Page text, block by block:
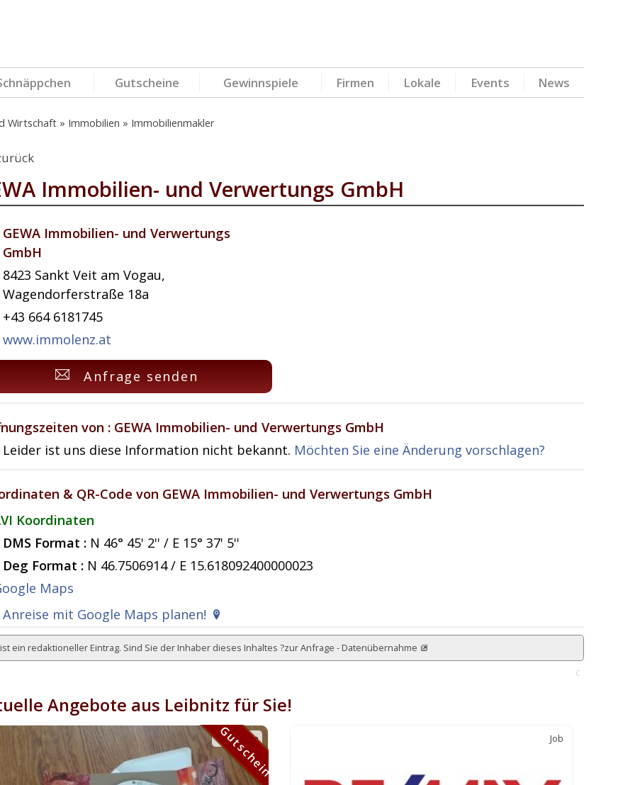
Gutscheine Gewinnspiele Firmen Lokale Events News
Wirtschaft Immobilien Immobilienmakler
Immobilien- und Verwertungs GmbH
GEWA Immobilien- und Verwertungs
GmbH
8423 Sankt Veit am Vogau,
Wagendorferstraße 18a
+43 664 6181745
www.immolenz.at
Anfrage senden
von : GEWA Immobilien- und Verwertungs GmbH
Leider ist uns diese Information nicht bekannt. Möchten Sie eine Änderung vorschlagen?
& QR-Code von GEWA Immobilien- und Verwertungs GmbH
Koordinaten
DMS Format : N 46° 45' 2'' / E 15° 37' 5''
Deg Format : N 46.7506914/ E 15.618092400000023
Anreise mit Google Maps planen!
ein redaktioneller Eintrag. Sind Sie der Inhaber dieses Inhaltes ?zur Anfrage - Datenübernahme
C
Angebote aus Leibnitz für Sie!
Gutschein
Gutschein Job